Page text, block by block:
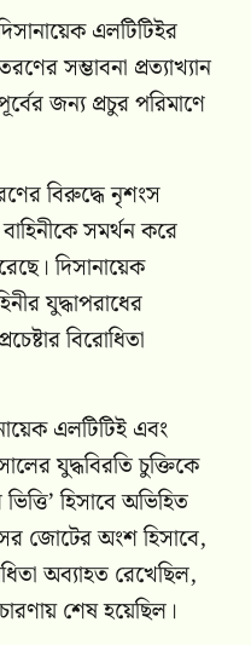
এলটিটিইর
সম্ভাবনা প্রত্যাখ্যান
জন্য প্রচুর পরিমাণে
বিরুদ্ধে নৃশংস
সমর্থন করে
দিসানায়েক
যুদ্ধাপরাধের
বিরোধিতা
এলটিটিই এবং
যুদ্ধবিরতি চুক্তিকে
ভিত্তি’ হিসাবে অভিহিত
জোটের অংশ হিসাবে,
অব্যাহত রেখেছিল,
শেষ হয়েছিল।